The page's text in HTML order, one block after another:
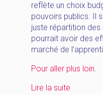
reflète un choix
pouvoirs publics. Il
juste répartition
pourrait avoir des
marché de
Pour aller plus loin.
Lire la suite